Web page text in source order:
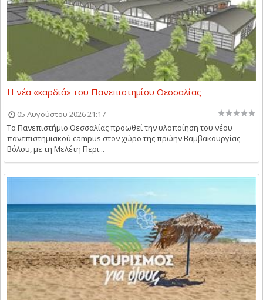
Η νέα «καρδιά» του Πανεπιστημίου Θεσσαλίας
05 Αυγούστου 2026 21:17
Το Πανεπιστήμιο Θεσσαλίας προωθεί την υλοποίηση του νέου
πανεπιστημιακού campus στον χώρο της πρώην Βαμβακουργίας
Βόλου, με τη Μελέτη Περι...